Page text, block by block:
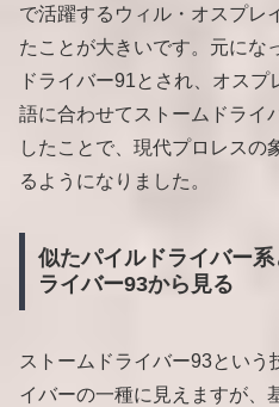
で活躍するウィル・オスプレ
たことが大きいです。元にな
ドライバー91とされ、オス
語に合わせてストームドライ
したことで、現代プロレスの
るようになりました。
似たパイルドライバー
ライバー93から見る
ストームドライバー93という
イバーの一種に見えますが、